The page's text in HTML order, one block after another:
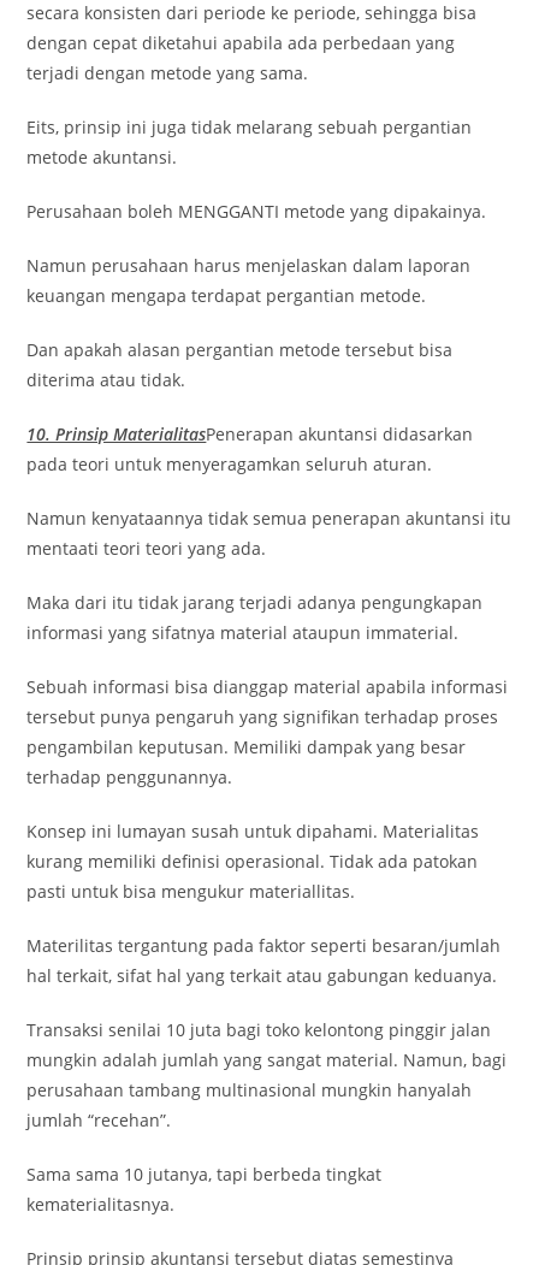
secara konsisten dari periode ke periode, sehingga bisa
dengan cepat diketahui apabila ada perbedaan yang
terjadi dengan metode yang sama.
Eits, prinsip ini juga tidak melarang sebuah pergantian
metode akuntansi.
Perusahaan boleh MENGGANTI metode yang dipakainya.
Namun perusahaan harus menjelaskan dalam laporan
keuangan mengapa terdapat pergantian metode.
Dan apakah alasan pergantian metode tersebut bisa
diterima atau tidak.
10. Prinsip MaterialitasPenerapan akuntansi didasarkan
pada teori untuk menyeragamkan seluruh aturan.
Namun kenyataannya tidak semua penerapan akuntansi itu
mentaati teori teori yang ada.
Maka dari itu tidak jarang terjadi adanya pengungkapan
informasi yang sifatnya material ataupun immaterial.
Sebuah informasi bisa dianggap material apabila informasi
tersebut punya pengaruh yang signifikan terhadap proses
pengambilan keputusan. Memiliki dampak yang besar
terhadap penggunannya.
Konsep ini lumayan susah untuk dipahami. Materialitas
kurang memiliki definisi operasional. Tidak ada patokan
pasti untuk bisa mengukur materiallitas.
Materilitas tergantung pada faktor seperti besaran/jumlah
hal terkait, sifat hal yang terkait atau gabungan keduanya.
Transaksi senilai 10 juta bagi toko kelontong pinggir jalan
mungkin adalah jumlah yang sangat material. Namun, bagi
perusahaan tambang multinasional mungkin hanyalah
jumlah “recehan”.
Sama sama 10 jutanya, tapi berbeda tingkat
kematerialitasnya.
Prinsip prinsip akuntansi tersebut diatas semestinya